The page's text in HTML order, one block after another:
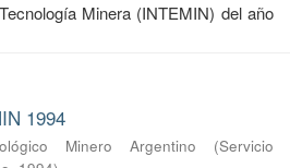
Minera (INTEMIN) del año
1994
Minero Argentino (Servicio